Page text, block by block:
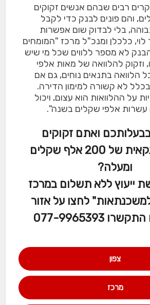
רבים שבהם אנשים זקוקים
והם פונים לבנק כדי לקבל
בלי לבדוק שום אפשרות
כלכלן ומנכ"ל מרכז "המומחים
לא מספר ללווים שכל מי שיש
וזקוק להלוואה של מאות אלפי
הלוואה בתנאים נוחים, גם אם
לא קשורה למימון הדירה.
על ההלוואות הוא עצום, ויכול
אלפי שקלים בשנה".
ואתם זקוקים
להלוואה בנקאית של 200 אלף שקלים
ומעלה?
ייעוץ ללא תשלום במרכז
לחצו על אזור
077-9965393
צפון
מרכז